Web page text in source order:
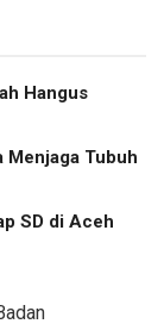
Hangus
Menjaga Tubuh
SD di Aceh